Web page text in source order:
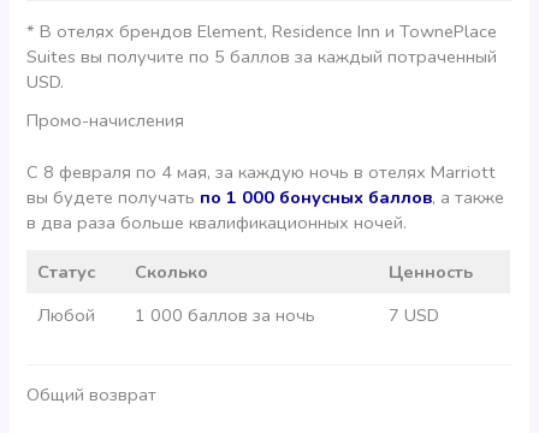
* В отелях брендов Element, Residence Inn и TownePlace
Suites вы получите по 5 баллов за каждый потраченный
USD.
Промо-начисления
С 8 февраля по 4 мая, за каждую ночь в отелях Marriott
вы будете получать по 1 000 бонусных баллов, а также
в два раза больше квалификационных ночей.
Статус Сколько
Ценность
Любой
1 000 баллов за ночь 7 USD
Общий возврат